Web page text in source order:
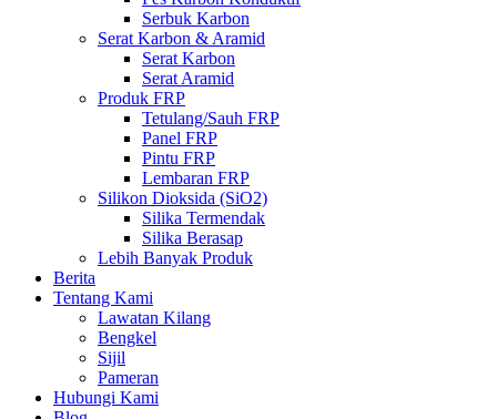
Serbuk Karbon
Serat Karbon & Aramid
Serat Karbon
Serat Aramid
Produk FRP
Tetulang/Sauh FRP
Panel FRP
Pintu FRP
Lembaran FRP
Silikon Dioksida (SiO2)
Silika Termendak
Silika Berasap
Lebih Banyak Produk
Berita
Tentang Kami
Lawatan Kilang
Bengkel
Sijil
Pameran
Hubungi Kami